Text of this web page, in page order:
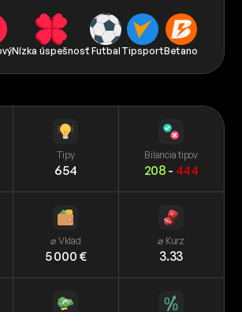
Nízka úspešnosť Futbal TipsportBetano
Tipy
654
Bilancia tipov
208 - 444
⌀ Vklad
5 000 €
⌀ Kurz
3.33